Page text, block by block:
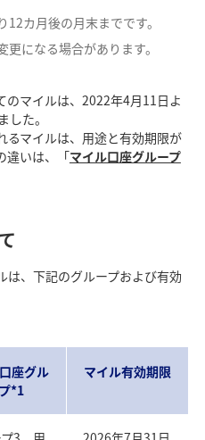
カ月後の月末までです。
になる場合があります。
のマイルは、2022年4月11日よ
した。
るマイルは、用途と有効期限が
違いは、「マイル口座グループ
は、下記のグループおよび有効
座グル
*1
マイル有効期限